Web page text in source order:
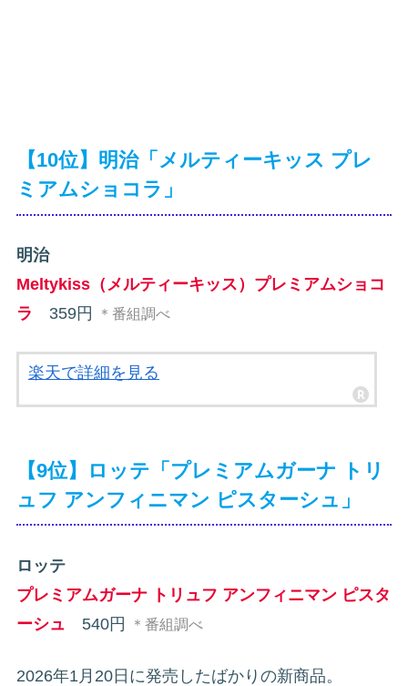
【10位】明治「メルティーキッス プレ
ミアムショコラ」
明治
Meltykiss（メルティーキッス）プレミアムショコ
ラ 359円 ＊番組調べ
楽天で詳細を見る
【9位】ロッテ「プレミアムガーナ トリ
ュフ アンフィニマン ピスターシュ」
ロッテ
プレミアムガーナ トリュフ アンフィニマン ピスタ
ーシュ 540円 ＊番組調べ
2026年1月20日に発売したばかりの新商品。